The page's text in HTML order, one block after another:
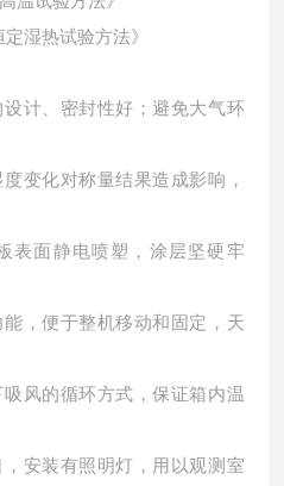
湿热试验方法》
计、密封性好；避免大气环
变化对称量结果造成影响，
表面静电喷塑，涂层坚硬牢
，便于整机移动和固定，天
风的循环方式，保证箱内温
安装有照明灯， 用以观测室